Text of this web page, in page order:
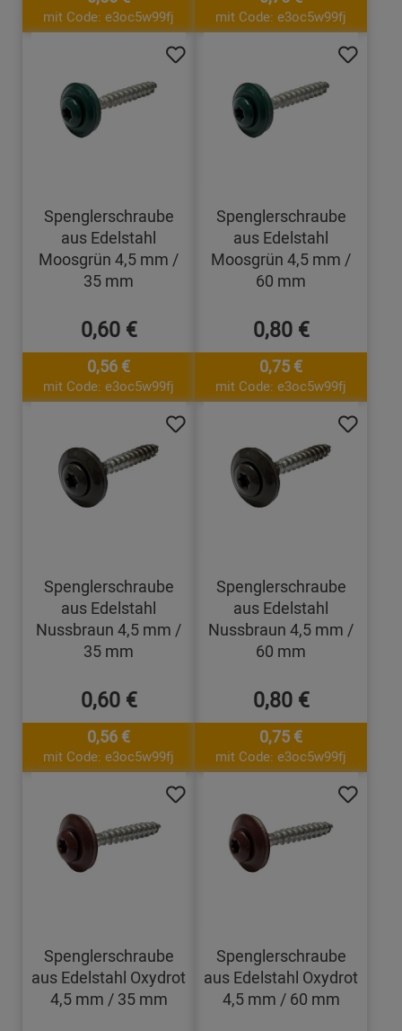
mit Code: e3oc5w99fj mit Code: e3oc5w99fj
Spenglerschraube
aus Edelstahl
Moosgrün 4,5 mm /
35 mm
0,60 €
0,56 €
mit Code: e3oc5w99fj
Spenglerschraube
aus Edelstahl
Moosgrün 4,5 mm /
60 mm
0,80 €
0,75 €
mit Code: e3oc5w99fj
Spenglerschraube
aus Edelstahl
Nussbraun 4,5 mm /
35 mm
0,60 €
0,56 €
mit Code: e3oc5w99fj
Spenglerschraube
aus Edelstahl
Nussbraun 4,5 mm /
60 mm
0,80 €
0,75 €
mit Code: e3oc5w99fj
Spenglerschraube
aus Edelstahl Oxydrot
4,5 mm / 35 mm
Spenglerschraube
aus Edelstahl Oxydrot
4,5 mm / 60 mm